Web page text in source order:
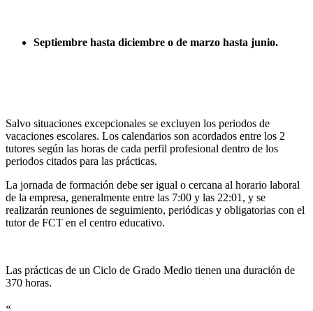
Septiembre hasta diciembre o de marzo hasta junio.
Salvo situaciones excepcionales se excluyen los periodos de
vacaciones escolares. Los calendarios son acordados entre los 2
tutores según las horas de cada perfil profesional dentro de los
periodos citados para las prácticas.
La jornada de formación debe ser igual o cercana al horario laboral
de la empresa, generalmente entre las 7:00 y las 22:01, y se
realizarán reuniones de seguimiento, periódicas y obligatorias con el
tutor de FCT en el centro educativo.
Las prácticas de un Ciclo de Grado Medio tienen una duración de
370 horas.
«